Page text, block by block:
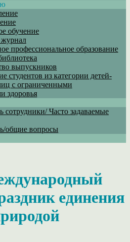
обучение
профессиональное образование
выпускников
студентов из категории детей-
с ограниченными
здоровья
сотрудники/ Часто задаваемые
общие вопросы
единения